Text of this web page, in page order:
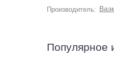
Производитель:
Популярное